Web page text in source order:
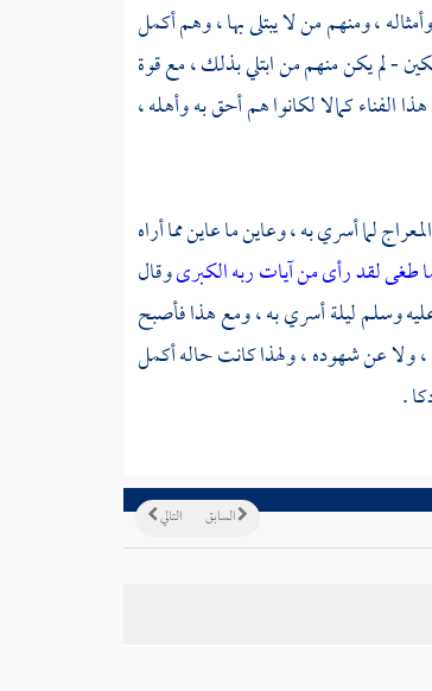
وأمثاله ، ومنهم من لا يبتلى بها ، وهم أكمل
- لم يكن منهم من ابتلي بذلك ، مع قوة
الفناء كمالا لكانوا هم أحق به وأهله ،
لما أسري به ، وعاين ما عاين مما أراه
طغىلقد رأى من آيات ربه الكبرىوقال
وسلم ليلة أسري به ، ومع هذا فأصبح
ولا عن شهوده ، ولهذا كانت حاله أكمل
.
التالي السابق